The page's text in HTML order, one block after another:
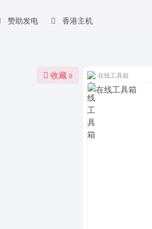
赞助发电 香港主机
收藏 0 在线工具箱